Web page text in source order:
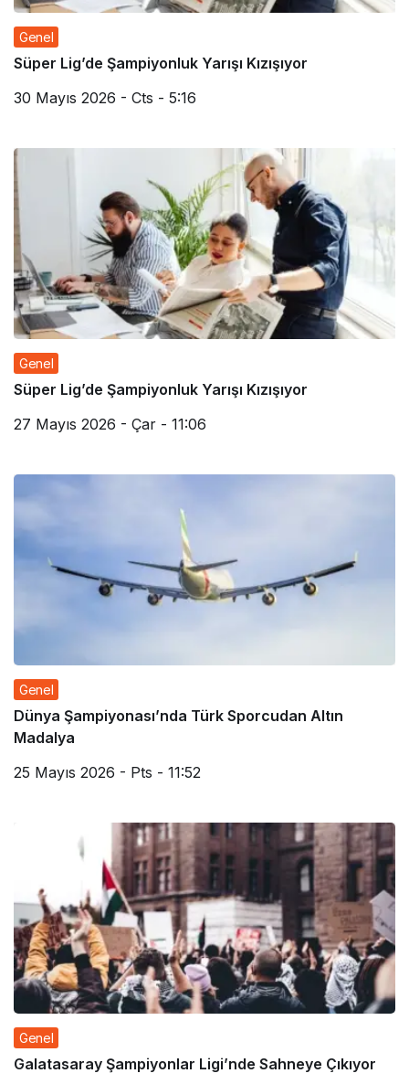
Genel
Süper Lig’de Şampiyonluk Yarışı Kızışıyor
30 Mayıs 2026 - Cts - 5:16
Genel
Süper Lig’de Şampiyonluk Yarışı Kızışıyor
27 Mayıs 2026 - Çar - 11:06
Genel
Dünya Şampiyonası’nda Türk Sporcudan Altın
Madalya
25 Mayıs 2026 - Pts - 11:52
Genel
Galatasaray Şampiyonlar Ligi’nde Sahneye Çıkıyor